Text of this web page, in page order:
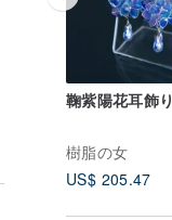
鞠紫陽花耳飾り
樹脂の女
US$ 205.47